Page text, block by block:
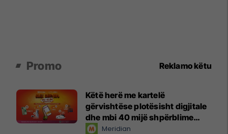
Promo Reklamo këtu
Këtë herë me kartelë
gërvishtëse plotësisht digjitale
dhe mbi 40 mijë shpërblime
instant!Meridian